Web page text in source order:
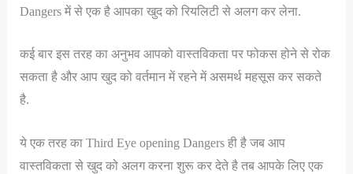
Dangers में से एक है आपका खुद को रियलिटी से अलग कर लेना.
कई बार इस तरह का अनुभव आपको वास्तविकता पर फोकस होने से रोक
सकता है और आप खुद को वर्तमान में रहने में असमर्थ महसूस कर सकते
है.
ये एक तरह का Third Eye opening Dangers ही है जब आप
वास्तविकता से खुद को अलग करना शुरू कर देते है तब आपके लिए एक